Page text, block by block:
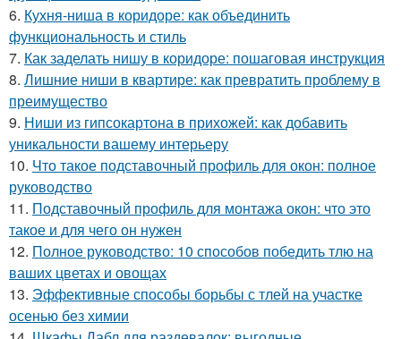
6. Кухня-ниша в коридоре: как объединить
функциональность и стиль
7. Как заделать нишу в коридоре: пошаговая инструкция
8. Лишние ниши в квартире: как превратить проблему в
преимущество
9. Ниши из гипсокартона в прихожей: как добавить
уникальности вашему интерьеру
10. Что такое подставочный профиль для окон: полное
руководство
11. Подставочный профиль для монтажа окон: что это
такое и для чего он нужен
12. Полное руководство: 10 способов победить тлю на
ваших цветах и овощах
13. Эффективные способы борьбы с тлей на участке
осенью без химии